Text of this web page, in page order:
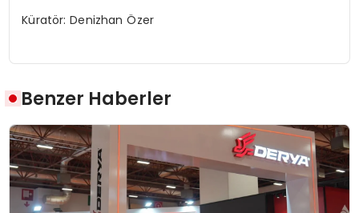
Küratör: Denizhan Özer
Benzer Haberler